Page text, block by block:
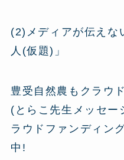
(2)メディアが伝えな
人(仮題)」
豊受自然農もクラウ
(とらこ先生メッセ
ラウドファンディン
中!